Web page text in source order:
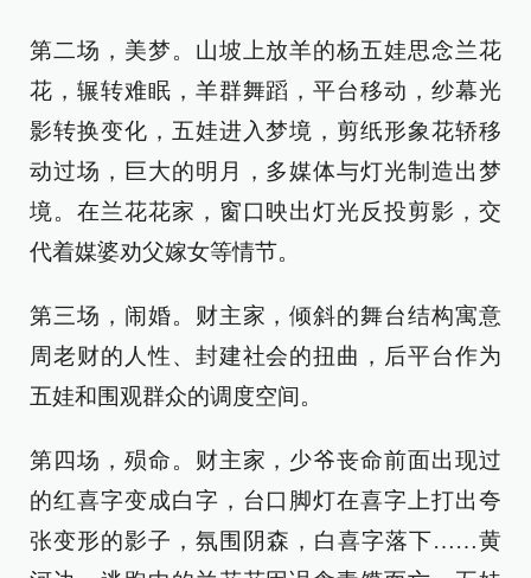
第二场，美梦。山坡上放羊的杨五娃思念兰花
花，辗转难眠，羊群舞蹈，平台移动，纱幕光
影转换变化，五娃进入梦境，剪纸形象花轿移
动过场，巨大的明月，多媒体与灯光制造出梦
境。在兰花花家，窗口映出灯光反投剪影，交
代着媒婆劝父嫁女等情节。
第三场，闹婚。财主家，倾斜的舞台结构寓意
周老财的人性、封建社会的扭曲，后平台作为
五娃和围观群众的调度空间。
第四场，殒命。财主家，少爷丧命前面出现过
的红喜字变成白字，台口脚灯在喜字上打出夸
张变形的影子，氛围阴森，白喜字落下……黄